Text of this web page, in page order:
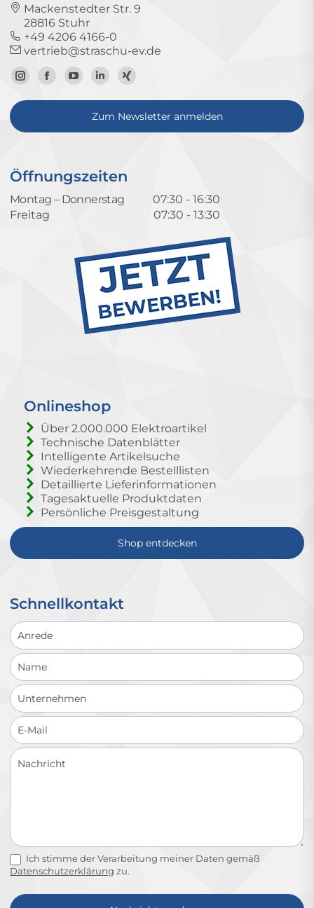
Mackenstedter Str. 9
28816 Stuhr
+49 4206 4166-0
vertrieb@straschu-ev.de
Zum
Instagram-
Zur
Facebook-
Zum
YouTube-
Kanal
Zum
LinkedIn-
Profil
Zum
Xing-
Profil
Zum Newsletter anmelden
Öffnungszeiten
Montag – Donnerstag
07:30 - 16:30
Freitag
07:30 - 13:30
Onlineshop
Über 2.000.000 Elektroartikel
Technische Datenblätter
Intelligente Artikelsuche
Wiederkehrende Bestelllisten
Detaillierte Lieferinformationen
Tagesaktuelle Produktdaten
Persönliche Preisgestaltung
Shop entdecken
Schnellkontakt
Schnellkontakt
Ich stimme der Verarbeitung meiner Daten gemäß
Datenschutzerklärung zu.